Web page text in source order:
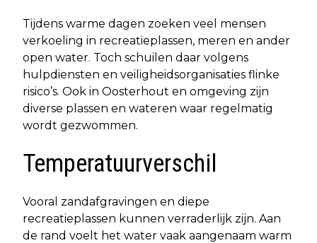
Tijdens warme dagen zoeken veel mensen
verkoeling in recreatieplassen, meren en ander
open water. Toch schuilen daar volgens
hulpdiensten en veiligheidsorganisaties flinke
risico’s. Ook in Oosterhout en omgeving zijn
diverse plassen en wateren waar regelmatig
wordt gezwommen.
Temperatuurverschil
Vooral zandafgravingen en diepe
recreatieplassen kunnen verraderlijk zijn. Aan
de rand voelt het water vaak aangenaam warm